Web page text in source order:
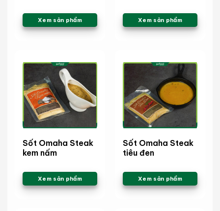
Xem sản phẩm Xem sản phẩm
Sốt Omaha Steak
kem nấm
Xem sản phẩm
Sốt Omaha Steak
tiêu đen
Xem sản phẩm